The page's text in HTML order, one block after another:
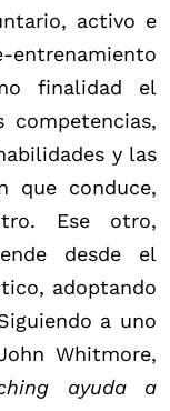
activo e
finalidad el
competencias,
y las
que conduce,
Ese otro,
desde el
adoptando
a uno
Whitmore,
ayuda a